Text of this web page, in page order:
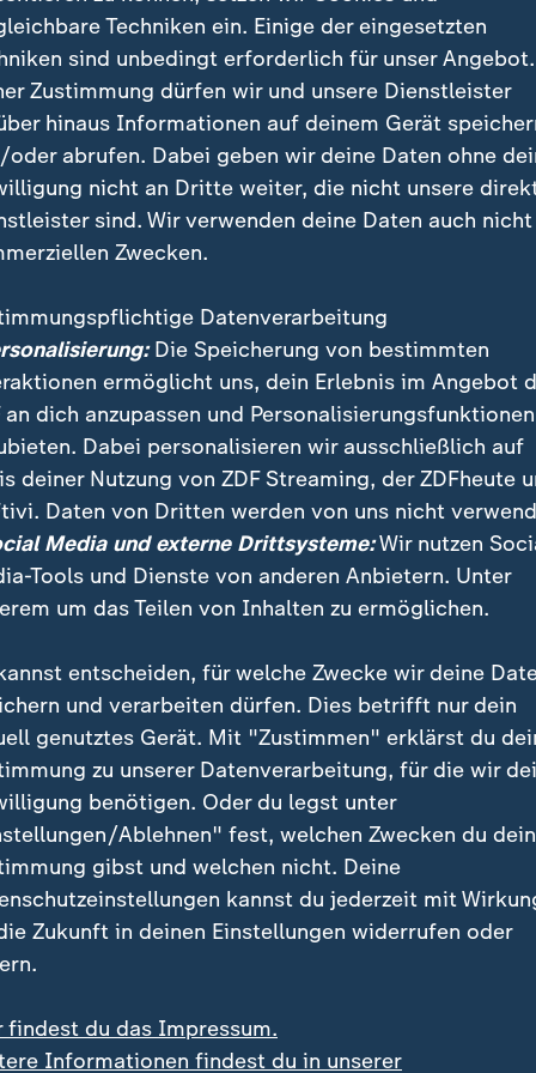
von Wahlplakaten gibt es?
zwischen Kleinflächen- und Großflächenplakaten.
, die typischerweise an Laternenmasten entlang
dienen dazu, Wahlkampfbotschaften mit lokalem
Spitzenkandidaten des jeweiligen Wahlkreises
, auch bekannt als "Wesselmänner" - benannt
häufig an wichtigen Verkehrsstraßen oder
dazu, allgemeine Botschaften der Parteien zu
dieKanzlerkandidatin.
genehmigt werden?
sind erlaubnispflichtige Werbemittel. Parteien,
benötigen eine Sondernutzungserlaubnis. Diese
einer Gemeinde erteilt.
auch abgelehnt werden, beispielsweise aus
Gründen etwa durch Einschränkung des
des Wissenschaftlichen Diensts des
darf nicht den Verkehr behindern, Ampeln oder
abdecken. Und: "Um eine wochenlange
Stadtbildes durch 'wildes Plakatieren' zu
schützenswerten historischen Stadtkern von einer
freizuhalten, können die Anzahl der
der zuständigen Behörde bestimmt werden",
Dienst des Bundestags.
Parteien jedoch einen Anspruch darauf, sich mit
Techniken ein. Einige der eingesetzten
sind unbedingt erforderlich für unser
Zustimmung dürfen wir und unsere Dienstleister
hinaus Informationen auf deinem Gerät
oder abrufen. Dabei geben wir deine Daten ohne
nicht an Dritte weiter, die nicht unsere
sind. Wir verwenden deine Daten auch nicht
Zwecken.
Datenverarbeitung
Die Speicherung von bestimmten
ermöglicht uns, dein Erlebnis im Angebot
an dich anzupassen und Personalisierungsfunktionen
Dabei personalisieren wir ausschließlich auf
deiner Nutzung von ZDF Streaming, der ZDFheute
Daten von Dritten werden von uns nicht
Media und externe Drittsysteme:Wir nutzen
Tools und Dienste von anderen Anbietern. Unter
um das Teilen von Inhalten zu ermöglichen.
entscheiden, für welche Zwecke wir deine
und verarbeiten dürfen. Dies betrifft nur dein
genutztes Gerät. Mit "Zustimmen" erklärst du
zu unserer Datenverarbeitung, für die wir
benötigen. Oder du legst unter
Ablehnen" fest, welchen Zwecken du
gibst und welchen nicht. Deine
kannst du jederzeit mit
Zukunft in deinen Einstellungen widerrufen oder
findest du das Impressum.
Informationen findest du in unserer